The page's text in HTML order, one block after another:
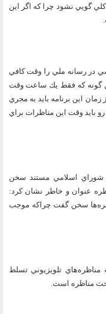
كلي گويي نشود چرا كه اگر اين
در رسانه ملي را وقت كافي
گونه كه فقط يك ساعت وقت
اين برنامه بايد به مجري
رو بايد وقت اين مناظرات براي
شوراي اسلامي مستند سخن
عنوان و خاطر نشان كرد:
سخن گفت چراكه موجب
مناظره‌هاي تلويزيوني تسلط
مناظره است.